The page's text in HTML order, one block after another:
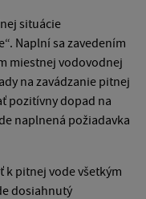
situácie
Naplní sa zavedením
miestnej vodovodnej
na zavádzanie pitnej
pozitívny dopad na
naplnená požiadavka
k pitnej vode všetkým
dosiahnutý